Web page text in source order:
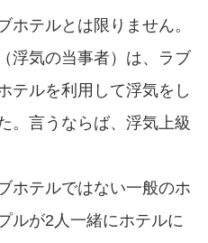
ホテルとは限りません。
浮気の当事者）は、ラブ
テルを利用して浮気をし
。言うならば、浮気上級
ホテルではない一般のホ
ルが2人一緒にホテルに